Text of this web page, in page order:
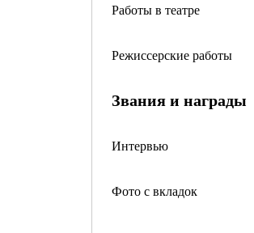
Работы в театре
Режиссерские работы
Звания и награды
Интервью
Фото с вкладок